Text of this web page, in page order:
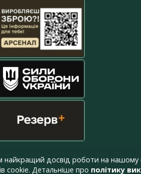
досвід роботи на нашому
cookie. Детальніше про політику